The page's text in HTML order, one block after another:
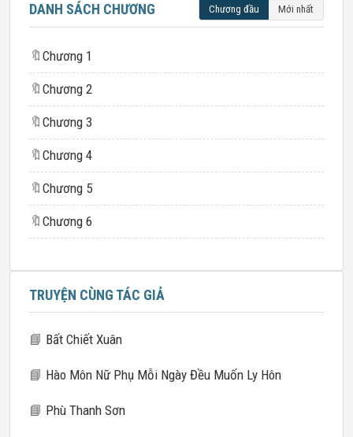
DANH SÁCH CHƯƠNG Chương đầu Mới nhất
🔖 Chương 1
🔖 Chương 2
🔖 Chương 3
🔖 Chương 4
🔖 Chương 5
🔖 Chương 6
TRUYỆN CÙNG TÁC GIẢ
📘 Bất Chiết Xuân
📘 Hào Môn Nữ Phụ Mỗi Ngày Đều Muốn Ly Hôn
📘 Phù Thanh Sơn